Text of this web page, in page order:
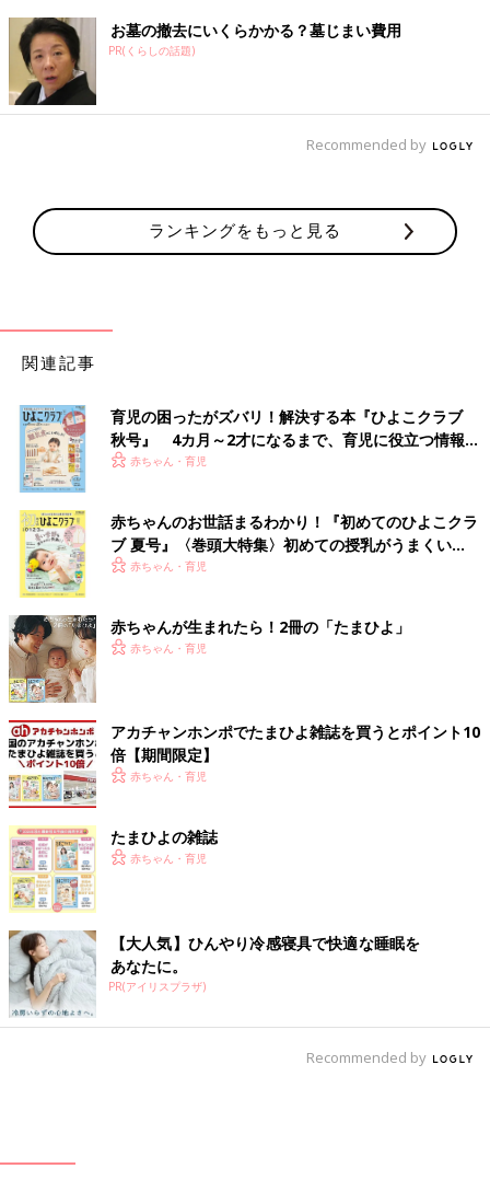
お墓の撤去にいくらかかる？墓じまい費用
PR(くらしの話題)
Recommended by
ランキングをもっと見る
関連記事
育児の困ったがズバリ！解決する本『ひよこクラブ
秋号』 4カ月～2才になるまで、育児に役立つ情報が
いっぱい！
赤ちゃん・育児
赤ちゃんのお世話まるわかり！『初めてのひよこクラ
ブ 夏号』〈巻頭大特集〉初めての授乳がうまくい
く！ おっぱい・ミルクの基本と夏のトラブル 解決テ
赤ちゃん・育児
赤ちゃんが生まれたら！2冊の「たまひよ」
赤ちゃん・育児
アカチャンホンポでたまひよ雑誌を買うとポイント10
倍【期間限定】
赤ちゃん・育児
たまひよの雑誌
赤ちゃん・育児
【大人気】ひんやり冷感寝具で快適な睡眠を
あなたに。
PR(アイリスプラザ)
Recommended by